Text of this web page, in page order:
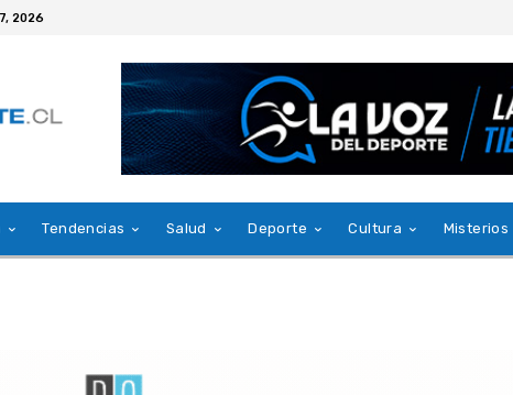
2026
Tendencias Salud Deporte Cultura Misterios